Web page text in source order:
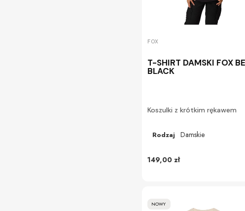
FOX
T-SHIRT DAMSKI FOX
BLACK
Koszulki z krótkim rękawem
Rodzaj Damskie
149,00 zł
NOWY